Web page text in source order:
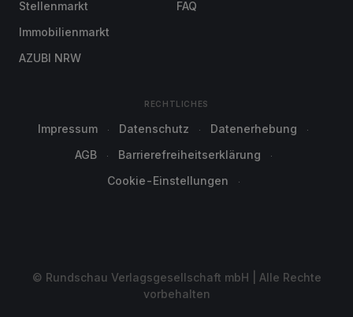
Stellenmarkt
Immobilienmarkt
AZUBI NRW
FAQ
RECHTLICHES
Impressum Datenschutz
Datenerhebung
AGB
Barrierefreiheitserklärung
Cookie-Einstellungen
© Rundschau Verlagsgesellschaft mbH | Alle Rechte
vorbehalten